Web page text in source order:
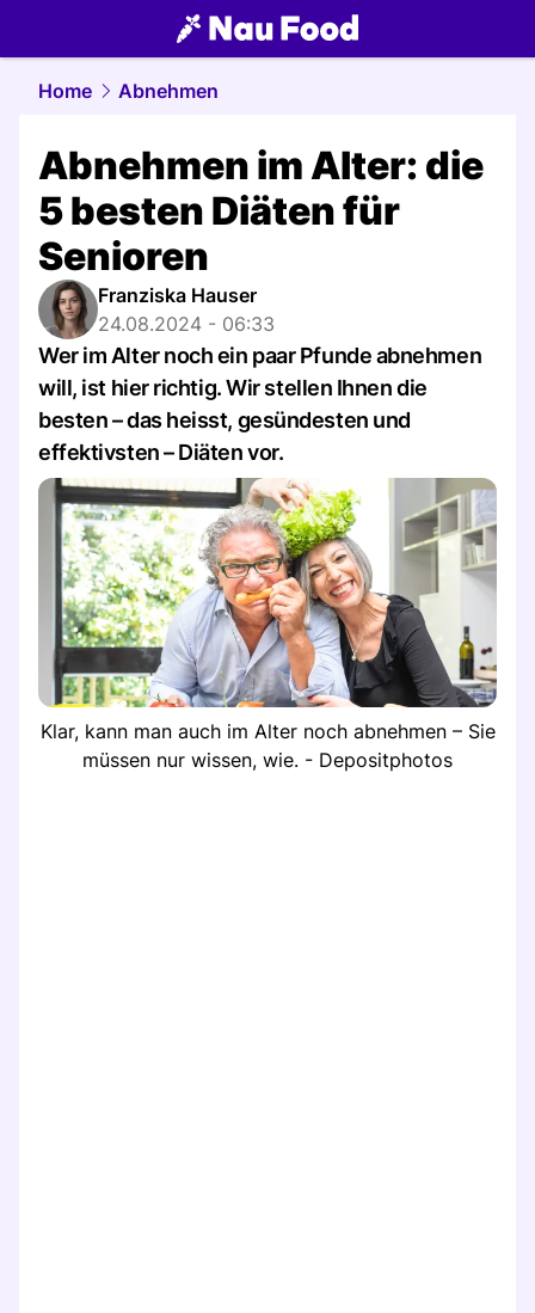
food.NAU.ch
Home Abnehmen
Abnehmen im Alter: die
5 besten Diäten für
Senioren
Franziska Hauser
24.08.2024 - 06:33
Wer im Alter noch ein paar Pfunde abnehmen
will, ist hier richtig. Wir stellen Ihnen die
besten – das heisst, gesündesten und
effektivsten – Diäten vor.
Klar, kann man auch im Alter noch abnehmen – Sie
müssen nur wissen, wie. - Depositphotos